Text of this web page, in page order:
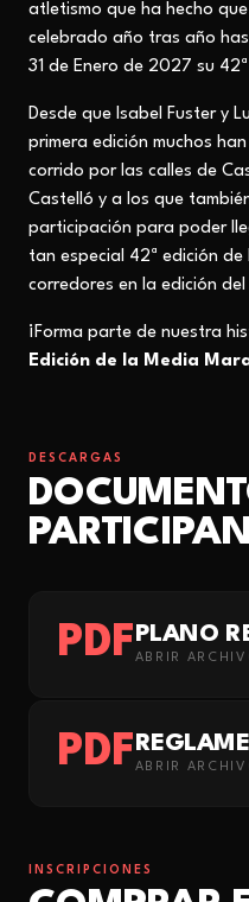
atletismo que ha hecho
celebrado año tras año
31 de Enero de 2027 su
Desde que Isabel Fuster y
primera edición muchos
corrido por las calles de
Castelló y a los que
participación para poder
tan especial 42ª edición
corredores en la edición
¡Forma parte de nuestra
Edición de la Media
DESCARGAS
PDFABRIR
PDFABRIR
INSCRIPCIONES